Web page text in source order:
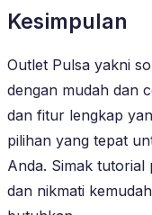
Kesimpulan
Outlet Pulsa yakni
dengan mudah dan
dan fitur lengkap
pilihan yang tepat
Anda. Simak tutorial
dan nikmati